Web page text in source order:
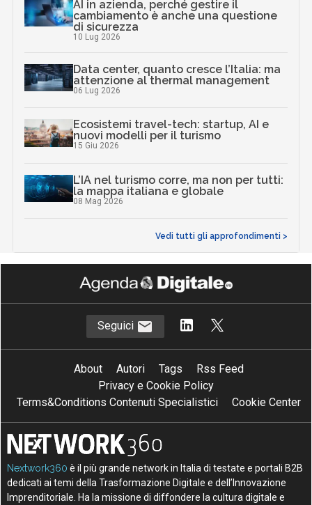
AI in azienda, perché gestire il
cambiamento è anche una questione
di sicurezza
10 Lug 2026
Data center, quanto cresce l’Italia: ma
attenzione al thermal management
06 Lug 2026
Ecosistemi travel-tech: startup, AI e
nuovi modelli per il turismo
15 Giu 2026
L’IA nel turismo corre, ma non per tutti:
la mappa italiana e globale
08 Mag 2026
Vedi tutti gli approfondimenti >
Seguici
About Autori Tags
Rss Feed
Privacy e Cookie Policy
Terms&Conditions Contenuti Specialistici
Cookie Center
Nextwork360 è il più grande network in Italia di testate e portali B2B
dedicati ai temi della Trasformazione Digitale e dell’Innovazione
Imprenditoriale. Ha la missione di diffondere la cultura digitale e